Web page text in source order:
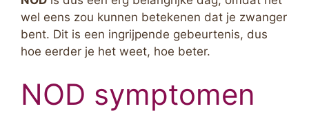
wel eens zou kunnen betekenen dat je zwanger
bent. Dit is een ingrijpende gebeurtenis, dus
hoe eerder je het weet, hoe beter.
NOD symptomen